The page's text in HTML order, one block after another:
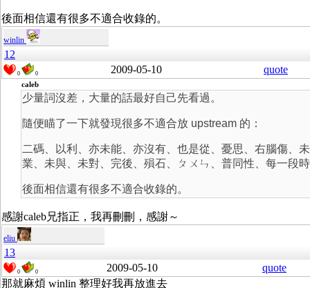
後面相信還有很多不適合收錄的。
winlin
12
0 0 2009-05-10 quote
caleb
少量詞沒差，大量的話最好自己先看過。
隨便瞄了一下就發現很多不適合放 upstream 的：
二碼、以利、亦未能、亦沒有、也是從、憂思、右腦傷、
業、未與、未對、完後、殞石、ㄆㄨㄣ、普同性、每一段
後面相信還有很多不適合收錄的。
感謝caleb兄指正，我再刪刪，感謝～
eliu
13
0 0 2009-05-10
quote
那就麻煩 winlin 整理好我再放進去